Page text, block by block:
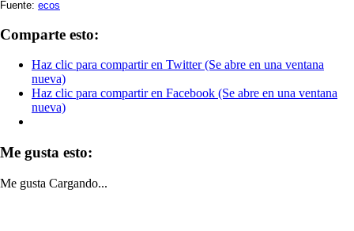
Fuente: ecos
Comparte esto:
Haz clic para compartir en Twitter (Se abre en una ventana
nueva)
Haz clic para compartir en Facebook (Se abre en una ventana
nueva)
Me gusta esto:
Me gusta Cargando...